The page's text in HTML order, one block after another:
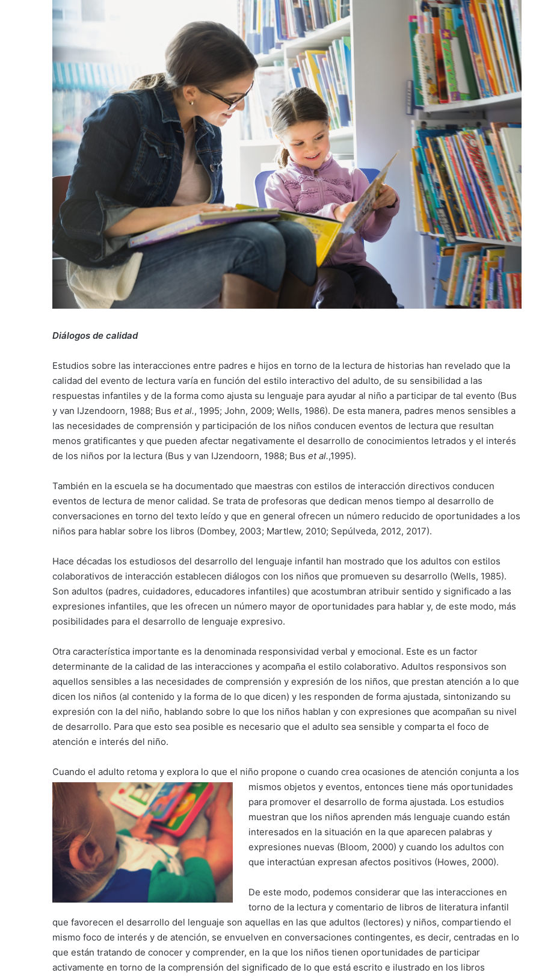
Diálogos de calidad
Estudios sobre las interacciones entre padres e hijos en torno de la lectura de historias han revelado que la
calidad del evento de lectura varía en función del estilo interactivo del adulto, de su sensibilidad a las
respuestas infantiles y de la forma como ajusta su lenguaje para ayudar al niño a participar de tal evento (Bus
y van IJzendoorn, 1988; Bus et al., 1995; John, 2009; Wells, 1986). De esta manera, padres menos sensibles a
las necesidades de comprensión y participación de los niños conducen eventos de lectura que resultan
menos gratificantes y que pueden afectar negativamente el desarrollo de conocimientos letrados y el interés
de los niños por la lectura (Bus y van IJzendoorn, 1988; Bus et al.,1995).
También en la escuela se ha documentado que maestras con estilos de interacción directivos conducen
eventos de lectura de menor calidad. Se trata de profesoras que dedican menos tiempo al desarrollo de
conversaciones en torno del texto leído y que en general ofrecen un número reducido de oportunidades a los
niños para hablar sobre los libros (Dombey, 2003; Martlew, 2010; Sepúlveda, 2012, 2017).
Hace décadas los estudiosos del desarrollo del lenguaje infantil han mostrado que los adultos con estilos
colaborativos de interacción establecen diálogos con los niños que promueven su desarrollo (Wells, 1985).
Son adultos (padres, cuidadores, educadores infantiles) que acostumbran atribuir sentido y significado a las
expresiones infantiles, que les ofrecen un número mayor de oportunidades para hablar y, de este modo, más
posibilidades para el desarrollo de lenguaje expresivo.
Otra característica importante es la denominada responsividad verbal y emocional. Este es un factor
determinante de la calidad de las interacciones y acompaña el estilo colaborativo. Adultos responsivos son
aquellos sensibles a las necesidades de comprensión y expresión de los niños, que prestan atención a lo que
dicen los niños (al contenido y la forma de lo que dicen) y les responden de forma ajustada, sintonizando su
expresión con la del niño, hablando sobre lo que los niños hablan y con expresiones que acompañan su nivel
de desarrollo. Para que esto sea posible es necesario que el adulto sea sensible y comparta el foco de
atención e interés del niño.
Cuando el adulto retoma y explora lo que el niño propone o cuando crea ocasiones de atención conjunta a los
mismos objetos y eventos, entonces tiene más oportunidades
para promover el desarrollo de forma ajustada. Los estudios
muestran que los niños aprenden más lenguaje cuando están
interesados en la situación en la que aparecen palabras y
expresiones nuevas (Bloom, 2000) y cuando los adultos con
que interactúan expresan afectos positivos (Howes, 2000).
De este modo, podemos considerar que las interacciones en
torno de la lectura y comentario de libros de literatura infantil
que favorecen el desarrollo del lenguaje son aquellas en las que adultos (lectores) y niños, compartiendo el
mismo foco de interés y de atención, se envuelven en conversaciones contingentes, es decir, centradas en lo
que están tratando de conocer y comprender, en la que los niños tienen oportunidades de participar
activamente en torno de la comprensión del significado de lo que está escrito e ilustrado en los libros